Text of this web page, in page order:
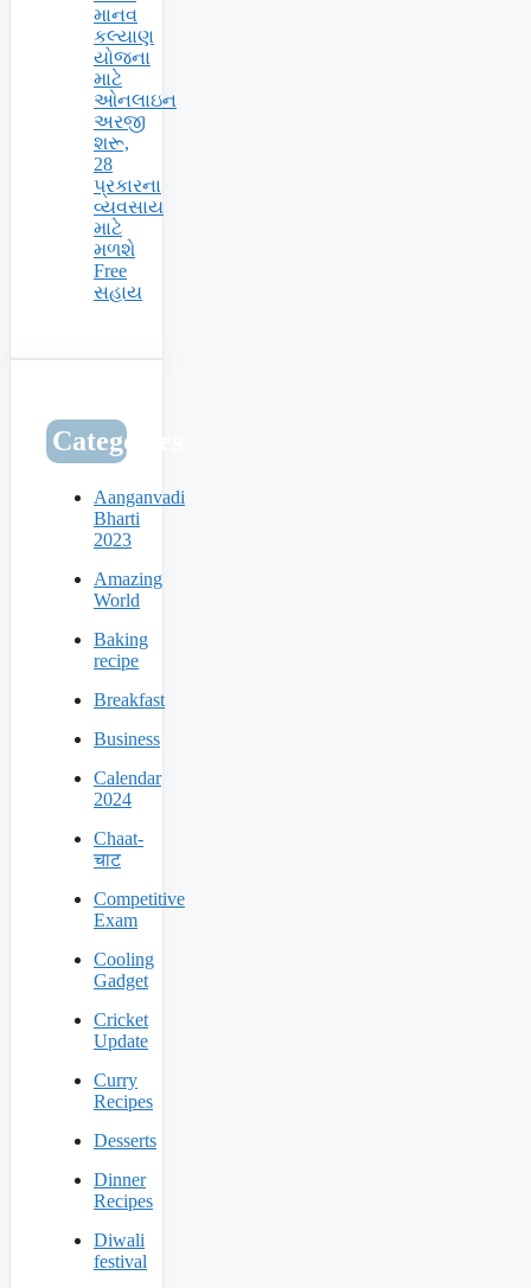
માનવ
કલ્યાણ
યોજના
માટે
ઓનલાઇન
અરજી
શરૂ,
28
પ્રકારના
વ્યવસાય
માટે
મળશે
Free
સહાય
Categories
Aanganvadi
Bharti
2023
Amazing
World
Baking
recipe
Breakfast
Business
Calendar
2024
Chaat-
चाट
Competitive
Exam
Cooling
Gadget
Cricket
Update
Curry
Recipes
Desserts
Dinner
Recipes
Diwali
festival